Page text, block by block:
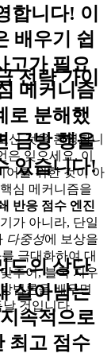
합니다! 이
배우기 쉽
고가 필요
메커니즘
로 분해했
금방 행을
있습니다!
드의 상단
살아남는
속적으로
최고 점수
전략 가이
신 것을 환영합니
잊으세요. 이
어를 위한 것이 아
심 메커니즘을
반응 점수 엔진
가 아니라, 단일
다중성에 보상을
극대화하여 대
추어, 블록 지우
법론을 배우면
것입니다.